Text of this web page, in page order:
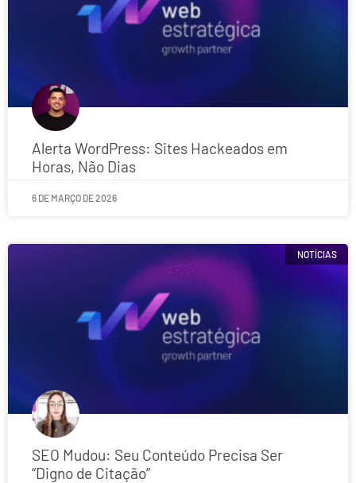
Alerta WordPress: Sites Hackeados em
Horas, Não Dias
6 DE MARÇO DE 2026
NOTÍCIAS
SEO Mudou: Seu Conteúdo Precisa Ser
“Digno de Citação”